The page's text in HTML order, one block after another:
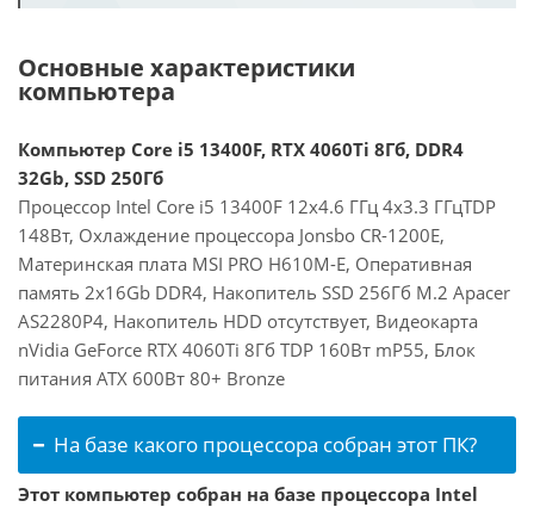
Основные характеристики
компьютера
Компьютер Core i5 13400F, RTX 4060Ti 8Гб, DDR4
32Gb, SSD 250Гб
Процессор Intel Core i5 13400F 12x4.6 ГГц 4x3.3 ГГцTDP
148Вт, Охлаждение процессора Jonsbo CR-1200E,
Материнская плата MSI PRO H610M-E, Оперативная
память 2x16Gb DDR4, Накопитель SSD 256Гб M.2 Apacer
AS2280P4, Накопитель HDD отсутствует, Видеокарта
nVidia GeForce RTX 4060Ti 8Гб TDP 160Вт mP55, Блок
питания ATX 600Вт 80+ Bronze
На базе какого процессора собран этот ПК?
Этот компьютер собран на базе процессора Intel